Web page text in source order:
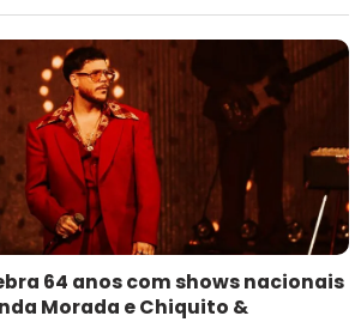
64 anos com shows nacionais
Morada e Chiquito &